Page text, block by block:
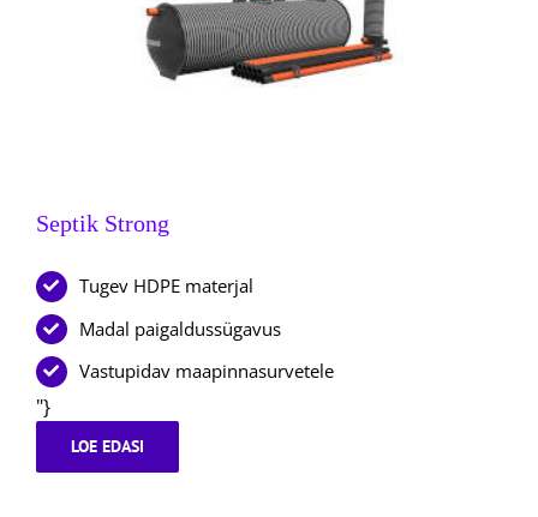
Septik Strong
Tugev HDPE materjal
Madal paigaldussügavus
Vastupidav maapinnasurvetele
"}
LOE EDASI
SEPTIK
STRONG